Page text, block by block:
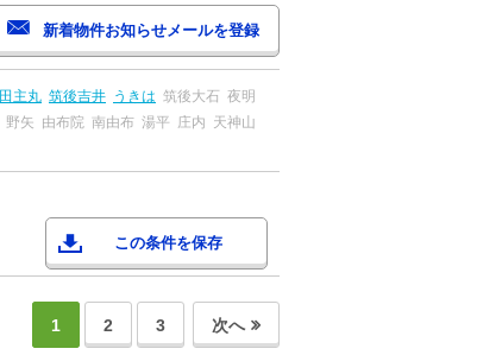
田主丸 筑後吉井 うきは 筑後大石 夜明
野矢 由布院 南由布 湯平 庄内 天神山
この条件を保存
1 2 3 次へ